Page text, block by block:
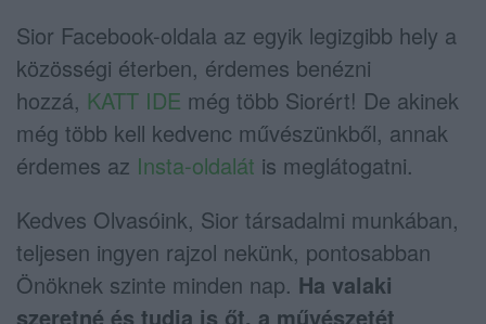
Sior Facebook-oldala az egyik legizgibb hely a
közösségi éterben, érdemes benézni
hozzá, KATT IDE még több Siorért! De akinek
még több kell kedvenc művészünkből, annak
érdemes az Insta-oldalát is meglátogatni.
Kedves Olvasóink, Sior társadalmi munkában,
teljesen ingyen rajzol nekünk, pontosabban
Önöknek szinte minden nap. Ha valaki
szeretné és tudja is őt, a művészetét